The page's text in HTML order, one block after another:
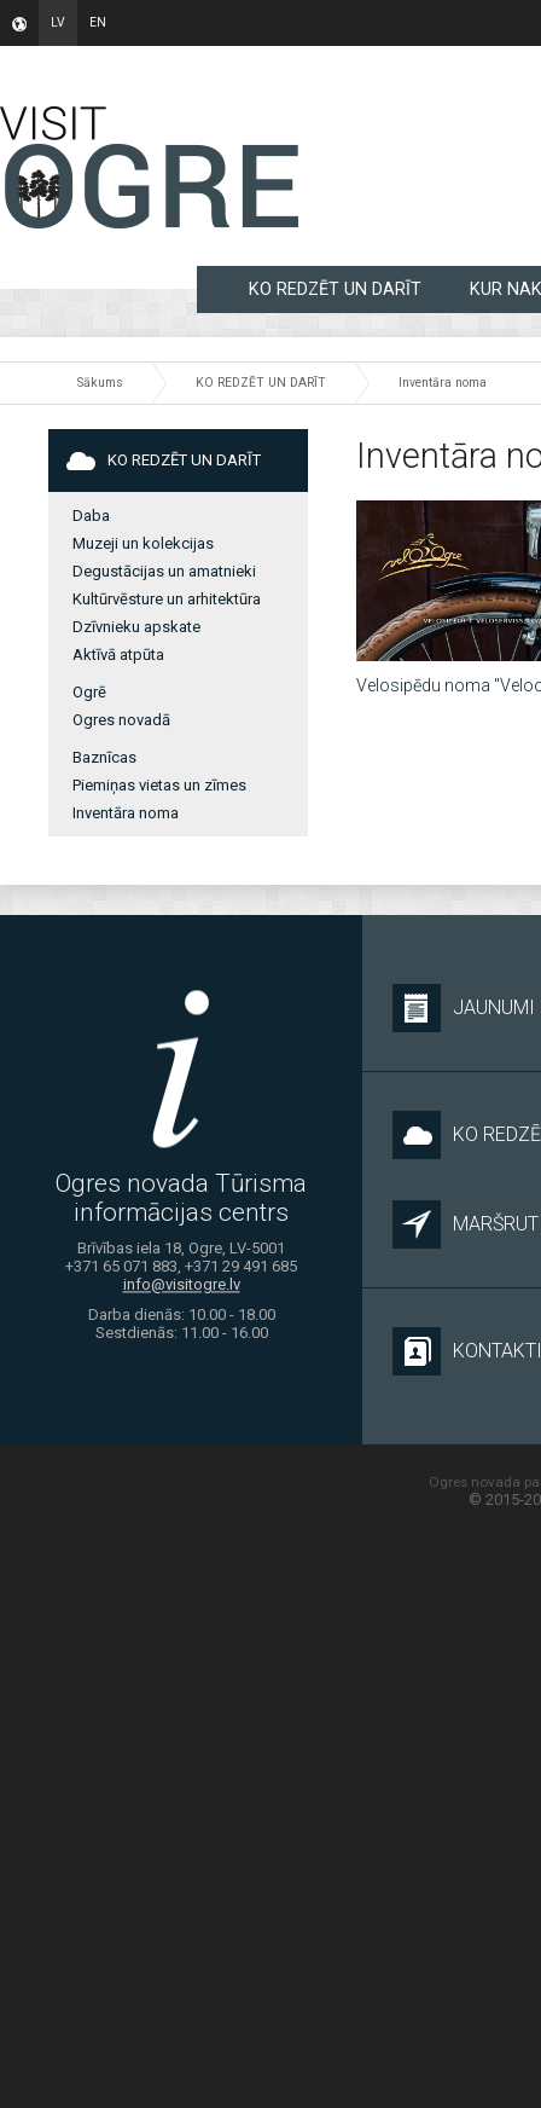
LV EN
KO REDZĒT UN DARĪT KUR
Sākums KO REDZĒT UN DARĪT Inventāra noma
KO REDZĒT UN DARĪT
Daba
Muzeji un kolekcijas
Degustācijas un amatnieki
Kultūrvēsture un arhitektūra
Dzīvnieku apskate
Aktīvā atpūta
Ogrē
Ogres novadā
Baznīcas
Piemiņas vietas un zīmes
Inventāra noma
Inventāra
Velosipēdu noma
Ogres novada Tūrisma
informācijas centrs
Brīvības iela 18, Ogre, LV-5001
+371 65 071 883, +371 29 491 685
info@visitogre.lv
Darba dienās: 10.00 - 18.00
Sestdienās: 11.00 - 16.00
JAUNUMI
KO
KONTAKTI
Ogres novada
© 2015-